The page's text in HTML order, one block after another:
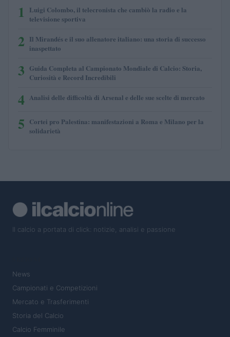
1
Luigi Colombo, il telecronista che cambiò la radio e la
televisione sportiva
2 Il Mirandés e il suo allenatore italiano: una storia di successo
inaspettato
3 Guida Completa al Campionato Mondiale di Calcio: Storia,
Curiosità e Record Incredibili
4 Analisi delle difficoltà di Arsenal e delle sue scelte di mercato
5 Cortei pro Palestina: manifestazioni a Roma e Milano per la
solidarietà
Il calcio a portata di click: notizie, analisi e passione
News
Campionati e Competizioni
Mercato e Trasferimenti
Storia del Calcio
Calcio Femminile